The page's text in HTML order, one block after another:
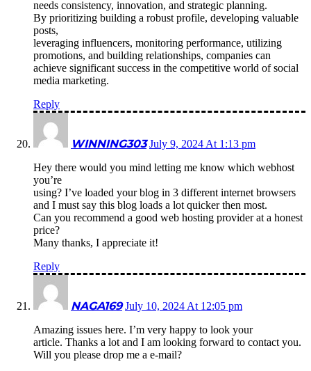
needs consistency, innovation, and strategic planning.
By prioritizing building a robust profile, developing valuable
posts,
leveraging influencers, monitoring performance, utilizing
promotions, and building relationships, companies can
achieve significant success in the competitive world of social
media marketing.
Reply
WINNING303 July 9, 2024 At 1:13 pm
Hey there would you mind letting me know which webhost
you’re
using? I’ve loaded your blog in 3 different internet browsers
and I must say this blog loads a lot quicker then most.
Can you recommend a good web hosting provider at a honest
price?
Many thanks, I appreciate it!
Reply
NAGA169 July 10, 2024 At 12:05 pm
Amazing issues here. I’m very happy to look your
article. Thanks a lot and I am looking forward to contact you.
Will you please drop me a e-mail?